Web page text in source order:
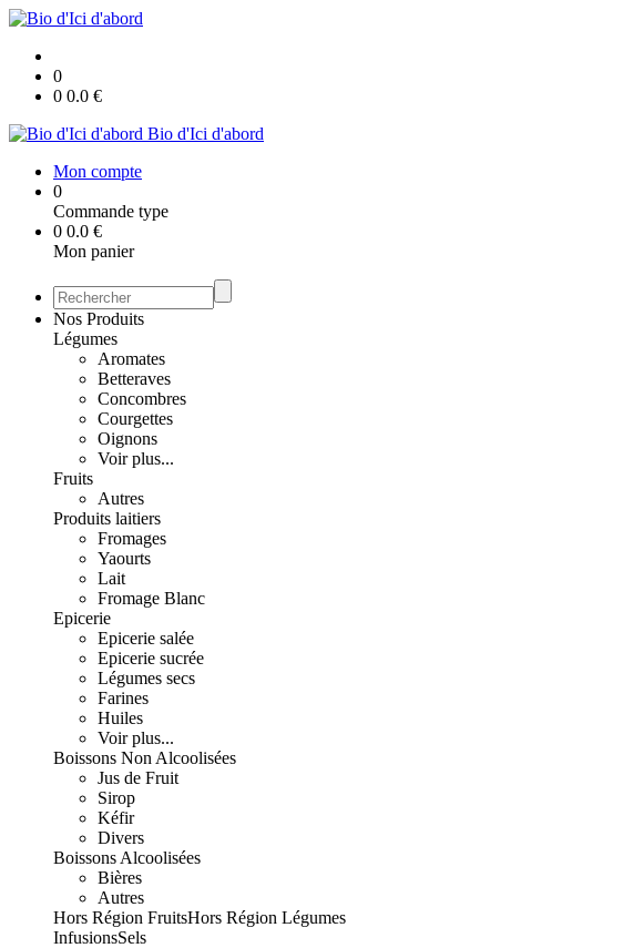
0
0 0.0 €
Bio d'Ici d'abord
Mon compte
0
Commande type
0 0.0 €
Mon panier
Nos Produits
Légumes
Aromates
Betteraves
Concombres
Courgettes
Oignons
Voir plus...
Fruits
Autres
Produits laitiers
Fromages
Yaourts
Lait
Fromage Blanc
Epicerie
Epicerie salée
Epicerie sucrée
Légumes secs
Farines
Huiles
Voir plus...
Boissons Non Alcoolisées
Jus de Fruit
Sirop
Kéfir
Divers
Boissons Alcoolisées
Bières
Autres
Hors Région FruitsHors Région Légumes
InfusionsSels